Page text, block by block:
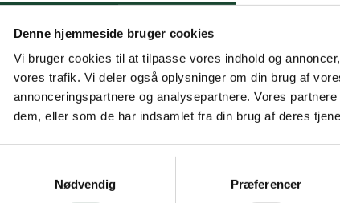
Denne hjemmeside bruger cookies
Vi bruger cookies til at tilpasse vores indhold og
vores trafik. Vi deler også oplysninger om din brug af
annonceringspartnere og analysepartnere. Vores
dem, eller som de har indsamlet fra din brug af deres
Nødvendig
Præferencer
First row from
and Austa Rasmussen C-row. Back from left: Vivian